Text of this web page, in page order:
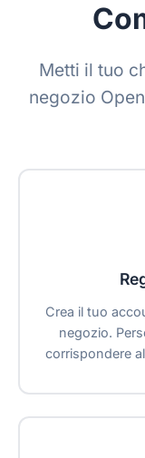
Metti il tuo
negozio
Crea il tuo
negozio.
corrispondere